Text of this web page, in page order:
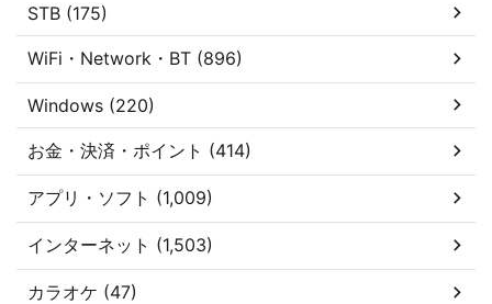
STB (175)
WiFi・Network・BT (896)
Windows (220)
お金・決済・ポイント (414)
アプリ・ソフト (1,009)
インターネット (1,503)
カラオケ (47)